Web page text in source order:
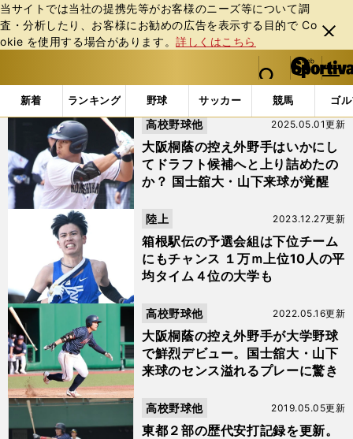
当サイトでは当社の提携先等がお客様のニーズ等について調
査・分析したり、お客様にお勧めの広告を表⽰する⽬的で Co
okie を使⽤する場合があります。詳しくはこちら
閉じ
る
web Sportiva (webスポルティーバ)
検索
マイペ
ー
ジ
メニュ
新着 ランキング 野球 サッカー 競馬 ゴ
b
ス
テ
ィ
ー
バ
「#国士舘大」の最新ニュース・ 情報
大阪桐蔭の控え外野手はいかにし
てドラフト候補へと上り詰めたの
か？ 国士舘大・山下来球が覚醒
2025.05.01更新
高校野球他
箱根駅伝の予選会組は下位チーム
にもチャンス １万ｍ上位10人の平
均タイム４位の大学も
2023.12.27更新
陸上
大阪桐蔭の控え外野手が大学野球
で鮮烈デビュー。国士舘大・山下
来球のセンス溢れるプレーに驚き
2022.05.16更新
高校野球他
東都２部の歴代安打記録を更新。
2019.05.05更新
高校野球他